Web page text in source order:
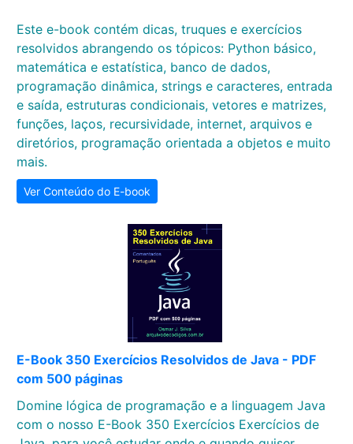
Este e-book contém dicas, truques e exercícios
resolvidos abrangendo os tópicos: Python básico,
matemática e estatística, banco de dados,
programação dinâmica, strings e caracteres, entrada
e saída, estruturas condicionais, vetores e matrizes,
funções, laços, recursividade, internet, arquivos e
diretórios, programação orientada a objetos e muito
mais.
Ver Conteúdo do E-book
E-Book 350 Exercícios Resolvidos de Java - PDF
com 500 páginas
Domine lógica de programação e a linguagem Java
com o nosso E-Book 350 Exercícios Exercícios de